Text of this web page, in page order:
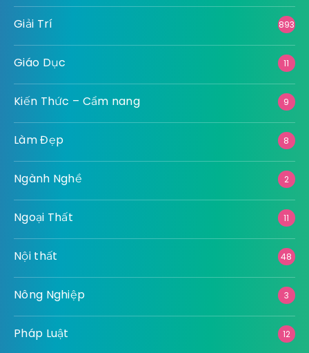
Giải Trí 893
Giáo Dục 11
Kiến Thức – Cẩm nang 9
Làm Đẹp 8
Ngành Nghề 2
Ngoại Thất 11
Nội thất 48
Nông Nghiệp 3
Pháp Luật 12